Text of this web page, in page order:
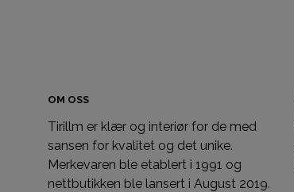
OM OSS
Tirillm er klær og interiør for de med
sansen for kvalitet og det unike.
Merkevaren ble etablert i 1991 og
nettbutikken ble lansert i August 2019.